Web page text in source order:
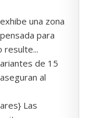
una zona
para
resulte...
de 15
al
Las